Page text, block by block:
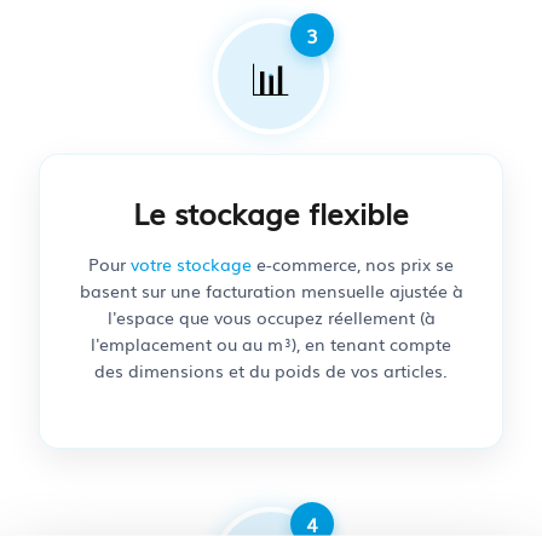
Le stockage flexible
Pourvotre stockagee-commerce, nos prix se
basent sur une facturation mensuelle ajustée à
l'espace que vous occupez réellement (à
l'emplacement ou au m³), en tenant compte
des dimensions et du poids de vos articles.
📊